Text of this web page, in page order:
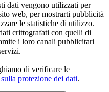
dati vengono utilizzati per
web, per mostrarti pubblicità
le statistiche di utilizzo.
crittografati con quelli di
i loro canali pubblicitari
di verificare le
protezione dei dati.